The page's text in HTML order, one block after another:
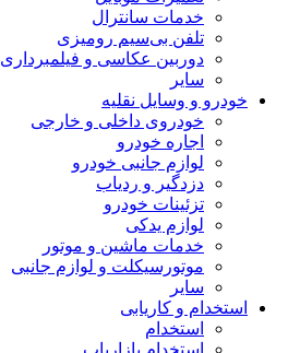
خدمات سانترال
تلفن بی‌سیم رومیزی
دوربین عکاسی و فیلمبرداری
سایر
خودرو و وسایل نقلیه
خودروی داخلی و خارجی
اجاره خودرو
لوازم جانبی خودرو
دزدگیر و ردیاب
تزئینات خودرو
لوازم یدکی
خدمات ماشین و موتور
موتورسیکلت و لوازم جانبی
سایر
استخدام و کاریابی
استخدام